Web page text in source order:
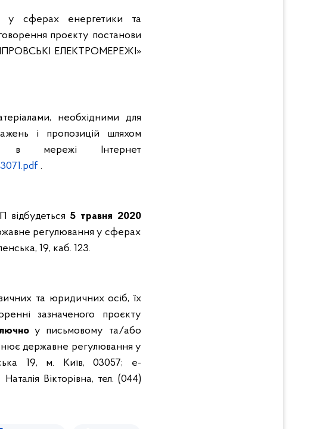
у сферах енергетики та
проєкту постанови
ЕЛЕКТРОМЕРЕЖІ»
необхідними для
і пропозицій шляхом
в мережі Інтернет
.
відбудеться 5 травня 2020
регулювання у сферах
19, каб. 123.
та юридичних осіб, їх
зазначеного проєкту
у письмовому та/або
державне регулювання у
19, м. Київ, 03057; e-
Вікторівна, тел. (044)